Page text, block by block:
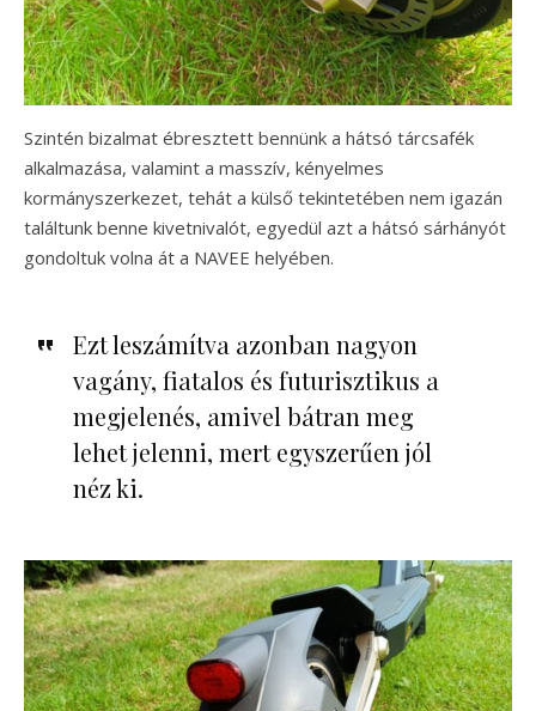
Szintén bizalmat ébresztett bennünk a hátsó tárcsafék
alkalmazása, valamint a masszív, kényelmes
kormányszerkezet, tehát a külső tekintetében nem igazán
találtunk benne kivetnivalót, egyedül azt a hátsó sárhányót
gondoltuk volna át a NAVEE helyében.
Ezt leszámítva azonban nagyon
vagány, fiatalos és futurisztikus a
megjelenés, amivel bátran meg
lehet jelenni, mert egyszerűen jól
néz ki.